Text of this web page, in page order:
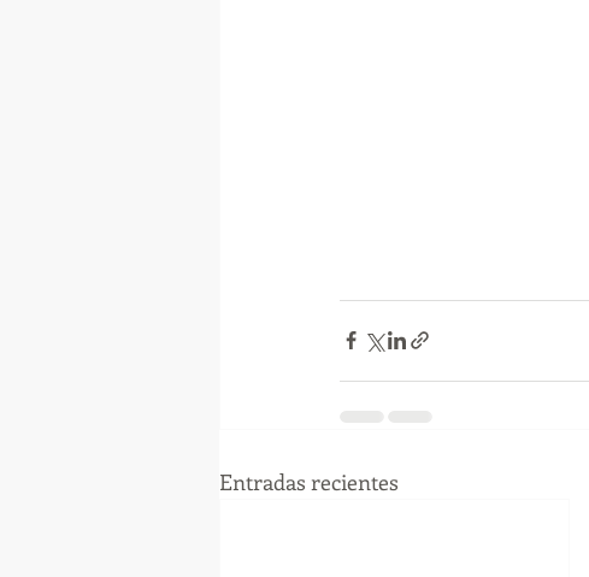
Entradas recientes